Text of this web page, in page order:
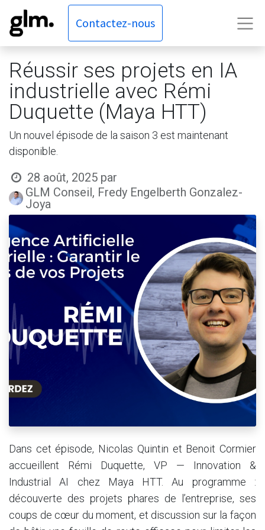
Contactez-nous
Réussir ses projets en IA
industrielle avec Rémi
Duquette (Maya HTT)
Un nouvel épisode de la saison 3 est maintenant
disponible.
28 août, 2025 par
GLM Conseil, Fredy Engelberth Gonzalez-
Joya
Dans cet épisode, Nicolas Quintin et Benoit Cormier
accueillent Rémi Duquette, VP — Innovation &
Industrial AI chez Maya HTT. Au programme :
découverte des projets phares de l’entreprise, ses
coups de cœur du moment, et discussion sur la façon